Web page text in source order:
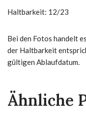
Haltbarkeit: 12/23
Bei den Fotos handelt
der Haltbarkeit
gültigen Ablaufdatum.
Ähnliche